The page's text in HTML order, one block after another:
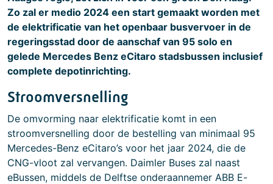
Zo zal er medio 2024 een start gemaakt worden met
de elektrificatie van het openbaar busvervoer in de
regeringsstad door de aanschaf van 95 solo en
gelede Mercedes Benz eCitaro stadsbussen inclusief
complete depotinrichting.
Stroomversnelling
De omvorming naar elektrificatie komt in een
stroomversnelling door de bestelling van minimaal 95
Mercedes-Benz eCitaro’s voor het jaar 2024, die de
CNG-vloot zal vervangen. Daimler Buses zal naast
eBussen, middels de Delftse onderaannemer ABB E-